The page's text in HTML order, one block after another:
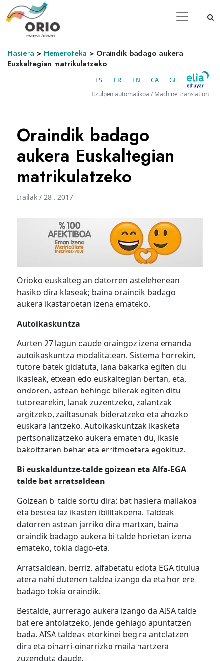
Hasiera > Hemeroteka > Oraindik badago aukera
Euskaltegian matrikulatzeko
ES FR EN CA GL
Itzulpen automatikoa / Machine translation
Oraindik badago
aukera Euskaltegian
matrikulatzeko
Irailak / 28 . 2017
Orioko euskaltegian datorren astelehenean
hasiko dira klaseak; baina oraindik badago
aukera ikastaroetan izena emateko.
Autoikaskuntza
Aurten 27 lagun daude oraingoz izena emanda
autoikaskuntza modalitatean. Sistema horrekin,
tutore batek gidatuta, lana bakarka egiten du
ikasleak, etxean edo euskaltegian bertan, eta,
ondoren, astean behingo bilerak egiten ditu
tutorearekin, lanak zuzentzeko, zalantzak
argitzeko, zailtasunak bideratzeko eta ahozko
euskara lantzeko. Autoikaskuntzak ikasketa
pertsonalizatzeko aukera ematen du, ikasle
bakoitzaren behar eta erritmoetara egokituz.
Bi euskalduntze-talde goizean eta Alfa-EGA
talde bat arratsaldean
Goizean bi talde sortu dira: bat hasiera mailakoa
eta bestea iaz ikasten ibilitakoena. Taldeak
datorren astean jarriko dira martxan, baina
oraindik badago aukera bi talde horietan izena
emateko, tokia dago-eta.
Arratsaldean, berriz, alfabetatu edota EGA titulua
atera nahi dutenen taldea izango da eta hor ere
badago tokia oraindik.
Bestalde, aurrerago aukera izango da AISA talde
bat ere antolatzeko, jende gehiago apuntatzen
bada. AISA taldeak etorkinei begira antolatzen
dira eta oinarri-oinarrizko maila hartzera
zuzenduta daude.